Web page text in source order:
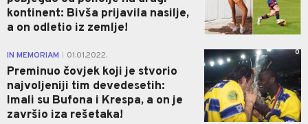
kontinent: Bivša prijavila nasilje,
a on odletio iz zemlje!
IN MEMORIAM 01.01.2022.
Preminuo čovjek koji je stvorio
najvoljeniji tim devedesetih:
Imali su Bufona i Krespa, a on je
završio iza rešetaka!
0